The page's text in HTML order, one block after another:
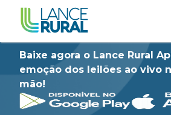
Baixe agora o Lance Rural
emoção dos leilões ao vivo
mão!